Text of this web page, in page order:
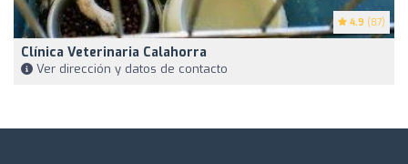
4.9 (87)
Clínica Veterinaria Calahorra
Ver dirección y datos de contacto